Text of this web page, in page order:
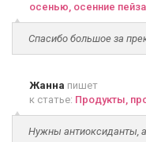
осенью, осенние
Спасибо большое за
Жанна пишет
к статье: Продукты,
Нужны антиоксиданты,